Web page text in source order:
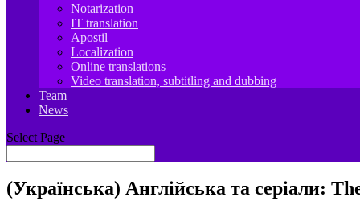
Notarization
IT translation
Apostil
Localization
Online translations
Video translation, subtitling and dubbing
Team
News
Select Page
(Українська) Англійська та серіали: